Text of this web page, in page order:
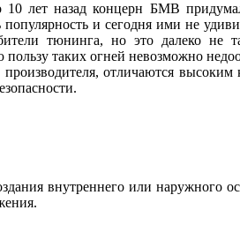
лет назад концерн БМВ
и сегодня ими не
тюнинга, но это далеко не
таких огней невозможно
отличаются
внутреннего или наружного